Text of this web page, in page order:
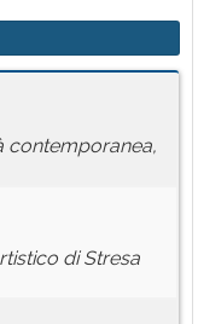
contemporanea,
di Stresa